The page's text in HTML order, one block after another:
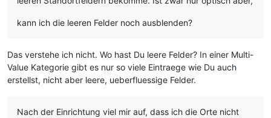
kann ich die leeren Felder noch ausblenden?
Das verstehe ich nicht. Wo hast Du leere Felder? In einer Multi-
Value Kategorie gibt es nur so viele Eintraege wie Du auch
erstellst, nicht aber leere, ueberfluessige Felder.
Nach der Einrichtung viel mir auf, dass ich die Orte nicht